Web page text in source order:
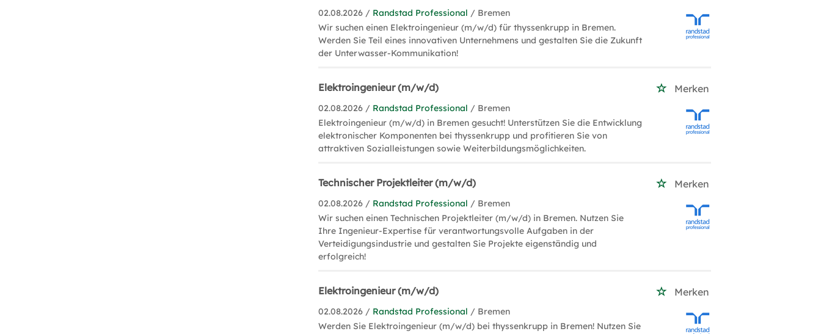
02.08.2026 / Randstad Professional / Bremen
Wir suchen einen Elektroingenieur (m/w/d) für thyssenkrupp in Bremen.
Werden Sie Teil eines innovativen Unternehmens und gestalten Sie die Zukunft
der Unterwasser-Kommunikation!
Elektroingenieur (m/w/d) Merken
02.08.2026 / Randstad Professional / Bremen
Elektroingenieur (m/w/d) in Bremen gesucht! Unterstützen Sie die Entwicklung
elektronischer Komponenten bei thyssenkrupp und profitieren Sie von
attraktiven Sozialleistungen sowie Weiterbildungsmöglichkeiten.
Technischer Projektleiter (m/w/d) Merken
02.08.2026 / Randstad Professional / Bremen
Wir suchen einen Technischen Projektleiter (m/w/d) in Bremen. Nutzen Sie
Ihre Ingenieur-Expertise für verantwortungsvolle Aufgaben in der
Verteidigungsindustrie und gestalten Sie Projekte eigenständig und
erfolgreich!
Elektroingenieur (m/w/d) Merken
02.08.2026 / Randstad Professional / Bremen
Werden Sie Elektroingenieur (m/w/d) bei thyssenkrupp in Bremen! Nutzen Sie